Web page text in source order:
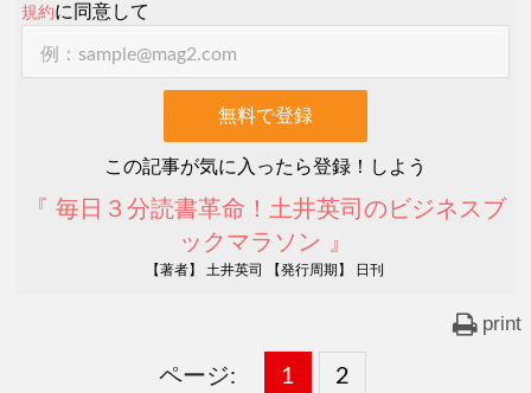
規約に同意して
この記事が気に入ったら登録！しよう
『 毎日３分読書革命！土井英司のビジネスブ
ックマラソン 』
【著者】 土井英司 【発行周期】 日刊
print
ページ:
固
1 ,
固
2